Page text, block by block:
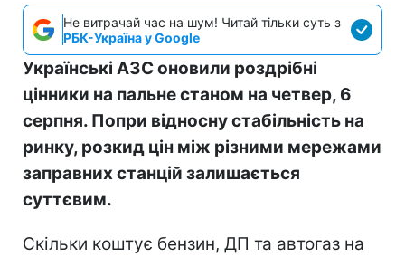
Не витрачай час на шум! Читай тільки суть з
РБК-Україна у Google
Українські АЗС оновили роздрібні
цінники на пальне станом на четвер, 6
серпня. Попри відносну стабільність на
ринку, розкид цін між різними мережами
заправних станцій залишається
суттєвим.
Скільки коштує бензин, ДП та автогаз на